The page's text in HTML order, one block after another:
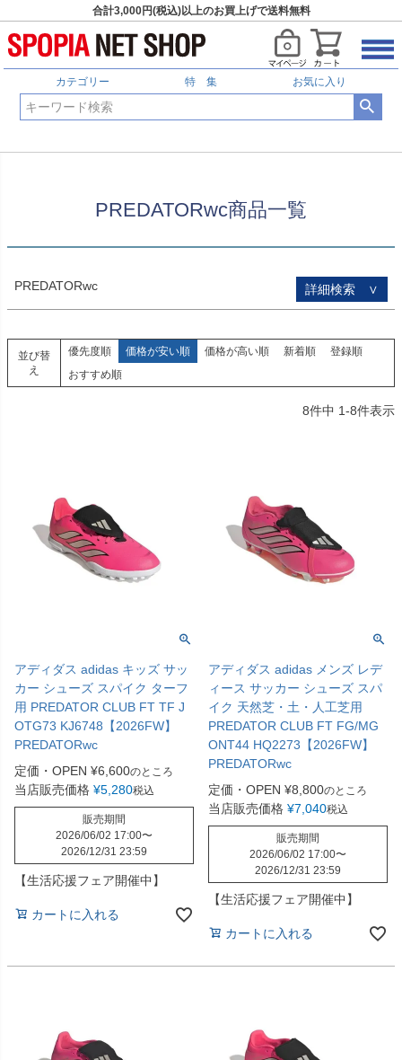
合計3,000円(税込)以上のお買上げで送料無料
カテゴリー 特 集 お気に入り
HOME PREDATORwc商品一覧
PREDATORwc商品一覧
PREDATORwc 詳細検索 ∨
予約商品
予約商品のみを表示
並び順
新着順
登録順
キーワードヒット順
検索
並び替
え
優先度順 価格が安い順 価格が高い順 新着順
登録順
おすすめ順
8件中 1-8件表示
アディダス adidas キッズ サッ
カー シューズ スパイク ターフ
用 PREDATOR CLUB FT TF J
OTG73 KJ6748【2026FW】
PREDATORwc
定価・OPEN ¥6,600のところ
当店販売価格 ¥5,280税込
販売期間
2026/06/02 17:00〜
2026/12/31 23:59
【生活応援フェア開催中】
カートに入れる
アディダス adidas メンズ レデ
ィース サッカー シューズ スパ
イク 天然芝・土・人工芝用
PREDATOR CLUB FT FG/MG
ONT44 HQ2273【2026FW】
PREDATORwc
定価・OPEN ¥8,800のところ
当店販売価格 ¥7,040税込
販売期間
2026/06/02 17:00〜
2026/12/31 23:59
【生活応援フェア開催中】
カートに入れる